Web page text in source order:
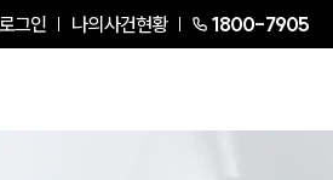
로그인 나의사건현황 1800-7905